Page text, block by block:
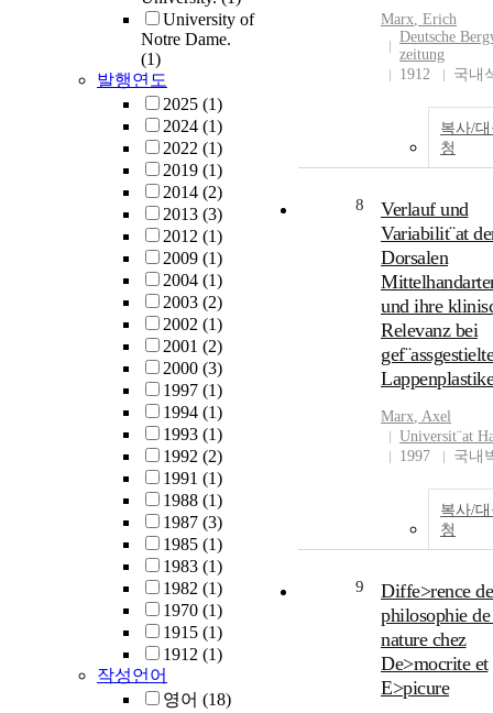
University of
Notre Dame.
(1)
발행연도
2025 (1)
2024 (1)
2022 (1)
2019 (1)
2014 (2)
2013 (3)
2012 (1)
2009 (1)
2004 (1)
2003 (2)
2002 (1)
2001 (2)
2000 (3)
1997 (1)
1994 (1)
1993 (1)
1992 (2)
1991 (1)
1988 (1)
1987 (3)
1985 (1)
1983 (1)
1982 (1)
1970 (1)
1915 (1)
1912 (1)
작성언어
영어 (18)
purpose, the way
extent of this
chapter 2, I dealt
He developed his
perspective,
labor
Marx criticizing
perspectives in
was that labor
bought and sold in
capitalism. He
the system of
men's labor is
the things that
bought and sold.
buys and uses
labor just as he
uses merchandise.
pointed out that
result, laborers
from society. In
laborers are
because their
sold to the
commodity at the
receiving wages.
situation, there
Marx, Erich
Deutsche
zeitung
1912
국내
복사/
청
8
Verlauf und
Variabilit¨at
Dorsalen
und ihre
Relevanz bei
Marx, Axel
Universit¨at
1997
국내
복사/
청
9
Diffe>rence
philosophie
nature chez
De>mocrite et
E>picure